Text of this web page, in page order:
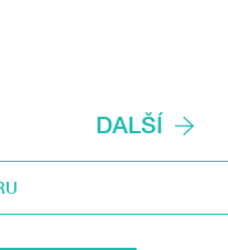
DALŠÍ